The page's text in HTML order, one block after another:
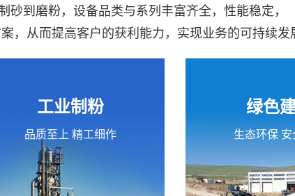
到磨粉，设备品类与系列丰富齐全，性能稳定，
从而提高客户的获利能力，实现业务的可持续发
工业制粉
品质至上 精工细作
绿色
生态环保